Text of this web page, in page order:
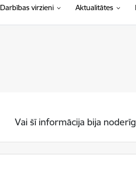
Darbības virzieni Aktualitātes
Vai šī informācija bija